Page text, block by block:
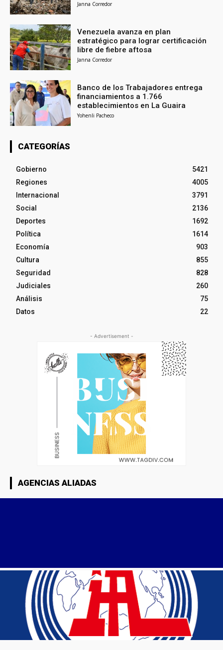
Janna Corredor
Venezuela avanza en plan
estratégico para lograr certificación
libre de fiebre aftosa
Janna Corredor
Banco de los Trabajadores entrega
financiamientos a 1.766
establecimientos en La Guaira
Yohenli Pacheco
CATEGORÍAS
Gobierno
5421
Regiones
4005
Internacional
3791
Social
2136
Deportes
1692
Política
1614
Economía
903
Cultura
855
Seguridad
828
Judiciales
260
Análisis
75
Datos
22
- Advertisement -
AGENCIAS ALIADAS